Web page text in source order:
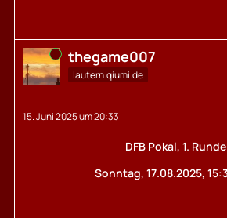
Online thegame007
lautern.qiumi.de
15. Juni 2025 um 20:33
DFB Pokal, 1. Runde
Sonntag, 17.08.2025,